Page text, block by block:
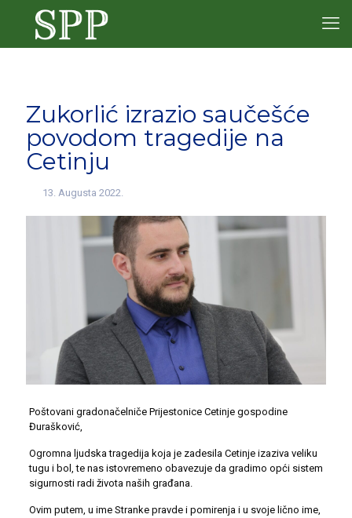
Zukorlić izrazio saučešće
povodom tragedije na
Cetinju
13. Augusta 2022.
Poštovani gradonačelniče Prijestonice Cetinje gospodine
Đurašković,
Ogromna ljudska tragedija koja je zadesila Cetinje izaziva veliku
tugu i bol, te nas istovremeno obavezuje da gradimo opći sistem
sigurnosti radi života naših građana.
Ovim putem, u ime Stranke pravde i pomirenja i u svoje lično ime,